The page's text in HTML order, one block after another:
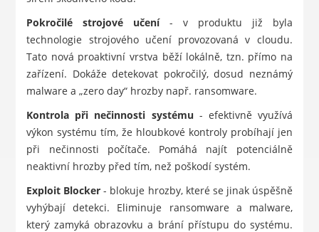
Pokročilé strojové učení- v produktu již byla
technologie strojového učení provozovaná v cloudu.
Tato nová proaktivní vrstva běží lokálně, tzn. přímo na
zařízení. Dokáže detekovat pokročilý, dosud neznámý
malware a „zero day“ hrozby např. ransomware.
Kontrola při nečinnosti systému - efektivně využívá
výkon systému tím, že hloubkové kontroly probíhají jen
při nečinnosti počítače. Pomáhá najít potenciálně
neaktivní hrozby před tím, než poškodí systém.
Exploit Blocker - blokuje hrozby, které se jinak úspěšně
vyhýbají detekci. Eliminuje ransomware a malware,
který zamyká obrazovku a brání přístupu do systému.